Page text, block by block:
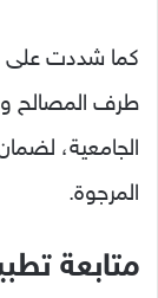
كما شددت على
طرف المصالح
الجامعية،
المرجوة.
متابعة